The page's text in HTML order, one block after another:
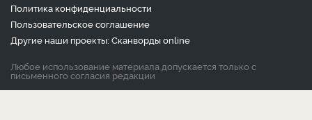
Политика конфиденциальности
Пользовательское соглашение
Другие наши проекты: Сканвордыonline
Любое использование материала допускается только с
письменного согласия редакции